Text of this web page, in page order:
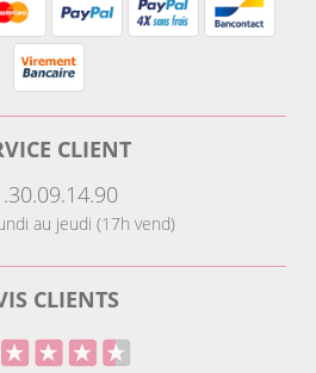
CLIENT
au jeudi (17h vend)
CLIENTS